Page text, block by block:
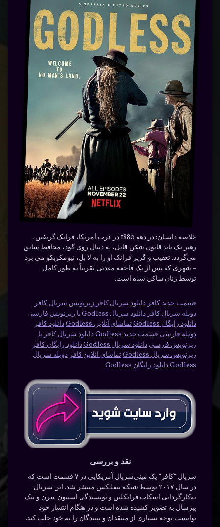
خلاصه داستان:
در دهه 1880 در غرب آمریکا، فرانک گریفین،
رهبر یک باند قانون شکن قاتل، به دنبال روی گود، محافظ سابق
می‌گردد. تعقیب و گریز فرانک او را به لا بل، نیومکزیکو می برد
– شهری که پس از یک فاجعه معدنی تقریباً به طور کامل
توسط زنان ساکن شده است.
قسمت جدید کافر دانلود سریال کافر زیرنویس سریال کافر
دوبله سریال کافر دانلود سریال Godless با زیرنویس فارسی
دانلود رایگان Godless
تماشای آنلاین Godless
دانلود کافر
دوبله فارسی قسمت جدید Godless
دانلود سریال کافر با
زیرنویس فارسی دانلود سریال Godless
دانلود رایگان کافر
زیرنویس سریال Godless
تماشای آنلاین کافر دوبله سریال
Godless دانلود رایگان Godless
نقد و بررسی
سریال “کافر” یک مینی‌سریال آمریکایی در ۷ قسمت است که
در سال ۲۰۱۷ توسط شبکه نتفلیکس منتشر شد. این سریال
به‌کارگردانی اسکات فرانکلین و نویسندگی استیون سرن و نیک
پیرسال به تصویر کشیده شده است و در هنگام انتشار خود
توانست توجه بسیاری از منتقدان و بینندگان را به خود جلب کند.